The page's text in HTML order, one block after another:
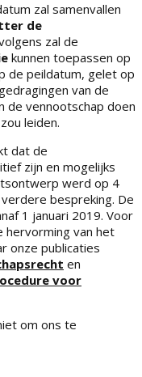
zal samenvallen
de
zal de
kunnen toepassen op
de peildatum, gelet op
van de
de vennootschap doen
leiden.
dat de
zijn en mogelijks
werd op 4
bespreking. De
1 januari 2019. Voor
hervorming van het
onze publicaties
en
voor
om ons te